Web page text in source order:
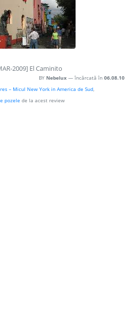
2009] El Caminito
BY Nebelux — încărcată în 06.08.10
– Micul New York in America de Sud,
pozele de la acest review